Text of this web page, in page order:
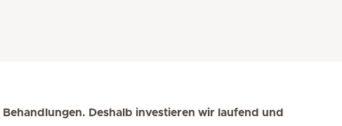
Deshalb investieren wir laufend und